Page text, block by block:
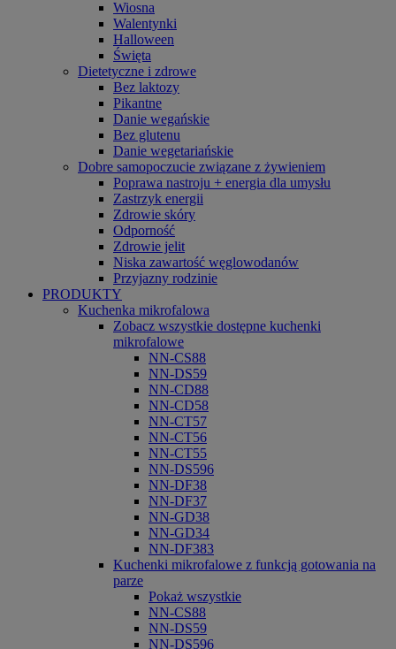
Wiosna
Walentynki
Halloween
Święta
Dietetyczne i zdrowe
Bez laktozy
Pikantne
Danie wegańskie
Bez glutenu
Danie wegetariańskie
Dobre samopoczucie związane z żywieniem
Poprawa nastroju + energia dla umysłu
Zastrzyk energii
Zdrowie skóry
Odporność
Zdrowie jelit
Niska zawartość węglowodanów
Przyjazny rodzinie
PRODUKTY
Kuchenka mikrofalowa
Zobacz wszystkie dostępne kuchenki
mikrofalowe
NN-CS88
NN-DS59
NN-CD88
NN-CD58
NN-CT57
NN-CT56
NN-CT55
NN-DS596
NN-DF38
NN-DF37
NN-GD38
NN-GD34
NN-DF383
Kuchenki mikrofalowe z funkcją gotowania na
parze
Pokaż wszystkie
NN-CS88
NN-DS59
NN-DS596